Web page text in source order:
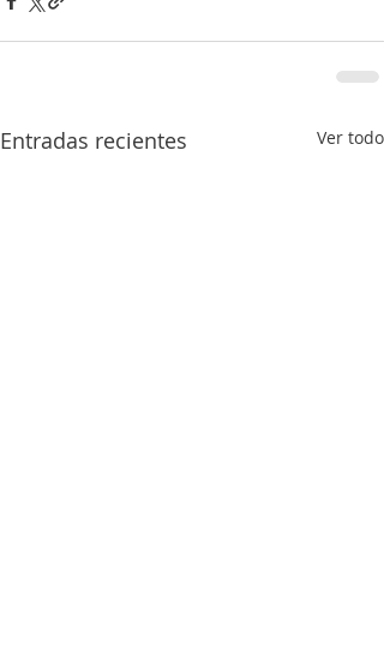
Entradas recientes Ver todo